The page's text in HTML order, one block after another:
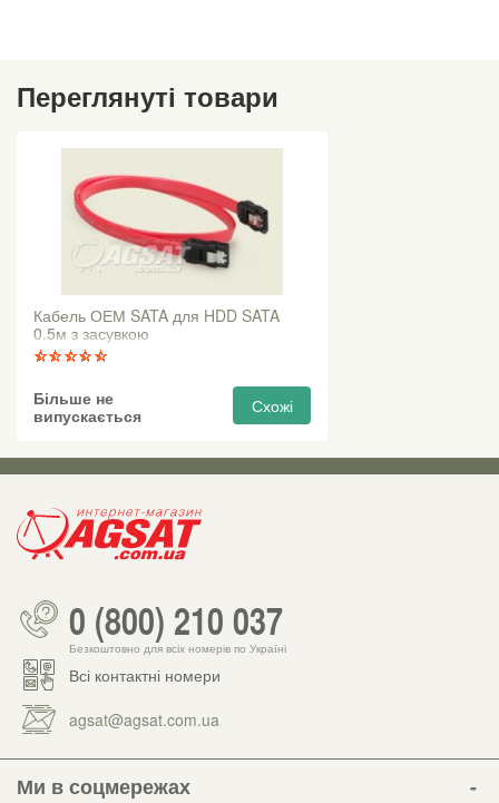
Переглянуті товари
Кабель ОЕМ SATA для HDD SATA
0.5м з засувкою
Більше не
випускається
Схожі
0 (800) 210 037
Безкоштовно для всіх номерів по Україні
Всі контактні номери
agsat@agsat.com.ua
Ми в соцмережах